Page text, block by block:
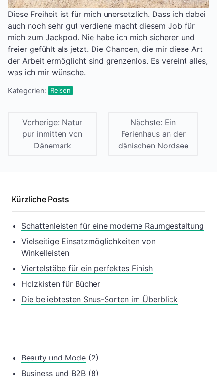
Diese Freiheit ist für mich unersetzlich. Dass ich dabei
auch noch sehr gut verdiene macht diesem Job für
mich zum Jackpod. Nie habe ich mich sicherer und
freier gefühlt als jetzt. Die Chancen, die mir diese Art
der Arbeit ermöglicht sind grenzenlos. Es vereint alles,
was ich mir wünsche.
Kategorien: Reisen
Vorherige: Natur
pur inmitten von
Dänemark
Nächste: Ein
Ferienhaus an der
dänischen Nordsee
Kürzliche Posts
Schattenleisten für eine moderne Raumgestaltung
Vielseitige Einsatzmöglichkeiten von
Winkelleisten
Viertelstäbe für ein perfektes Finish
Holzkisten für Bücher
Die beliebtesten Snus-Sorten im Überblick
Beauty und Mode (2)
Business und B2B (8)